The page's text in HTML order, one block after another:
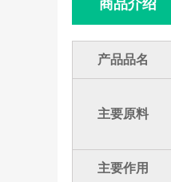
商品介绍
产品品名
主要原料
主要作用